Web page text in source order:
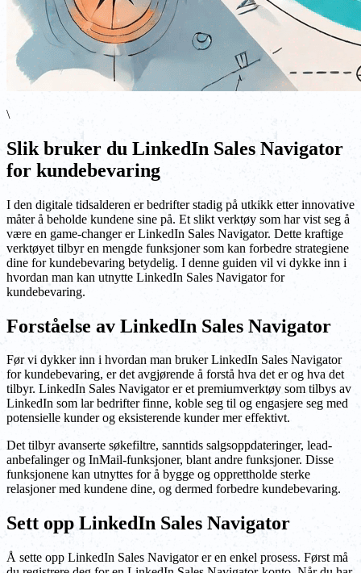
\
Slik bruker du LinkedIn Sales Navigator
for kundebevaring
I den digitale tidsalderen er bedrifter stadig på utkikk etter innovative
måter å beholde kundene sine på. Et slikt verktøy som har vist seg å
være en game-changer er LinkedIn Sales Navigator. Dette kraftige
verktøyet tilbyr en mengde funksjoner som kan forbedre strategiene
dine for kundebevaring betydelig. I denne guiden vil vi dykke inn i
hvordan man kan utnytte LinkedIn Sales Navigator for
kundebevaring.
Forståelse av LinkedIn Sales Navigator
Før vi dykker inn i hvordan man bruker LinkedIn Sales Navigator
for kundebevaring, er det avgjørende å forstå hva det er og hva det
tilbyr. LinkedIn Sales Navigator er et premiumverktøy som tilbys av
LinkedIn som lar bedrifter finne, koble seg til og engasjere seg med
potensielle kunder og eksisterende kunder mer effektivt.
Det tilbyr avanserte søkefiltre, sanntids salgsoppdateringer, lead-
anbefalinger og InMail-funksjoner, blant andre funksjoner. Disse
funksjonene kan utnyttes for å bygge og opprettholde sterke
relasjoner med kundene dine, og dermed forbedre kundebevaring.
Sett opp LinkedIn Sales Navigator
Å sette opp LinkedIn Sales Navigator er en enkel prosess. Først må